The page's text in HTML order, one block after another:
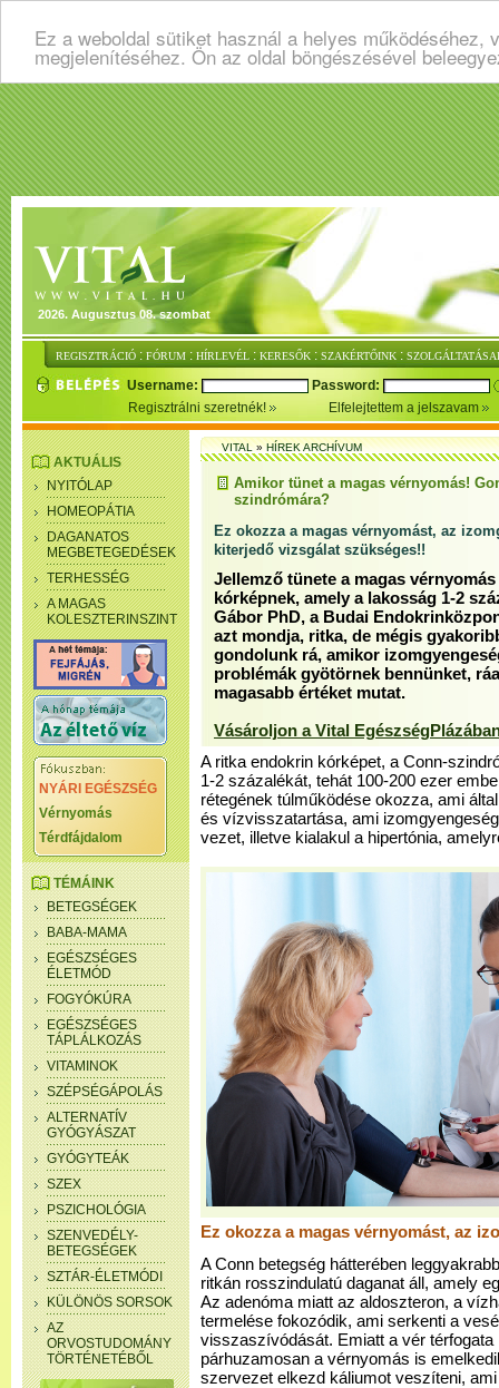
Ez a weboldal sütiket használ a helyes
megjelenítéséhez. Ön az oldal böngészésével
2026. Augusztus 08. szombat
REGISZTRÁCIÓ : FÓRUM : HÍRLEVÉL : KERESŐK : SZAKÉRTŐINK :
Username:
Password:
Regisztrálni szeretnék!
Elfelejtettem a jelszavam
AKTUÁLIS
NYITÓLAP
HOMEOPÁTIA
DAGANATOS
MEGBETEGEDÉSEK
TERHESSÉG
A MAGAS
KOLESZTERINSZINT
NYÁRI EGÉSZSÉG
Vérnyomás
Térdfájdalom
TÉMÁINK
BETEGSÉGEK
BABA-MAMA
EGÉSZSÉGES
ÉLETMÓD
FOGYÓKÚRA
EGÉSZSÉGES
TÁPLÁLKOZÁS
VITAMINOK
SZÉPSÉGÁPOLÁS
ALTERNATÍV
GYÓGYÁSZAT
GYÓGYTEÁK
SZEX
PSZICHOLÓGIA
SZENVEDÉLY-
BETEGSÉGEK
SZTÁR-ÉLETMÓDI
KÜLÖNÖS SORSOK
AZ
ORVOSTUDOMÁNY
TÖRTÉNETÉBŐL
VITAL»HÍREK ARCHÍVUM
Amikor tünet a magas vérnyomás!
szindrómára?
Ez okozza a magas vérnyomást, az
kiterjedő vizsgálat szükséges!!
Jellemző tünete a magas
kórképnek, amely a lakosság 1-2
Gábor PhD, a Budai
azt mondja, ritka, de mégis
gondolunk rá, amikor
problémák gyötörnek bennünket,
magasabb értéket mutat.
Vásároljon a Vital
A ritka endokrin kórképet, a Conn-
1-2 százalékát, tehát 100-200 ezer
rétegének túlműködése okozza, ami
és vízvisszatartása, ami
vezet, illetve kialakul a hipertónia,
Ez okozza a magas vérnyomást, az
A Conn betegség hátterében
ritkán rosszindulatú daganat áll, amely
Az adenóma miatt az aldoszteron, a
termelése fokozódik, ami serkenti a
visszaszívódását. Emiatt a vér térfogata
párhuzamosan a vérnyomás is
szervezet elkezd káliumot veszíteni,